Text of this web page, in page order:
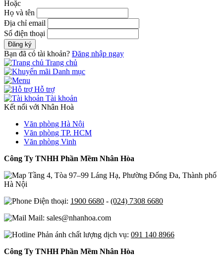
Hoặc
Họ và tên
Địa chỉ email
Số điện thoại
Đăng ký
Bạn đã có tài khoản? Đăng nhập ngay
Trang chủ
Danh mục
Hỗ trợ
Tài khoản
Kết nối với Nhân Hoà
Văn phòng Hà Nội
Văn phòng TP. HCM
Văn phòng Vinh
Công Ty TNHH Phần Mềm Nhân Hòa
Tầng 4, Tòa 97–99 Láng Hạ, Phường Đống Đa, Thành phố
Hà Nội
Điện thoại: 1900 6680 - (024) 7308 6680
Mail: sales@nhanhoa.com
Phản ánh chất lượng dịch vụ: 091 140 8966
Công Ty TNHH Phần Mềm Nhân Hòa